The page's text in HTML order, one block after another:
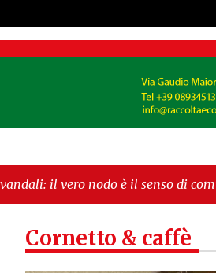
il senso di comunità" -"Cava de’
Cornetto & caffè